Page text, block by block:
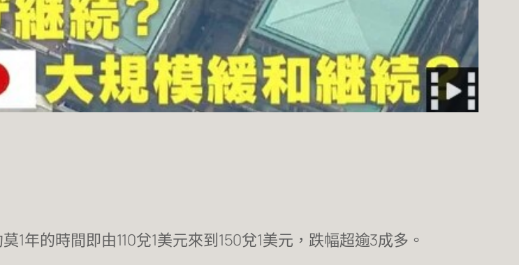
年的時間即由110兌1美元來到150兌1美元，跌幅超逾3成多。